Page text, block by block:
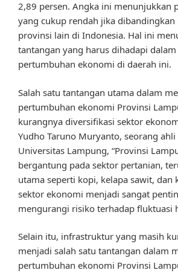
2,89 persen. Angka ini menunjukkan
yang cukup rendah jika
provinsi lain di Indonesia. Hal ini
tantangan yang harus dihadapi
pertumbuhan ekonomi di daerah ini.
Salah satu tantangan utama dalam
pertumbuhan ekonomi Provinsi
kurangnya diversifikasi sektor
Yudho Taruno Muryanto, seorang
Universitas Lampung, “Provinsi
bergantung pada sektor pertanian,
utama seperti kopi, kelapa sawit, dan
sektor ekonomi menjadi sangat
mengurangi risiko terhadap fluktuasi
Selain itu, infrastruktur yang masih
menjadi salah satu tantangan dalam
pertumbuhan ekonomi Provinsi